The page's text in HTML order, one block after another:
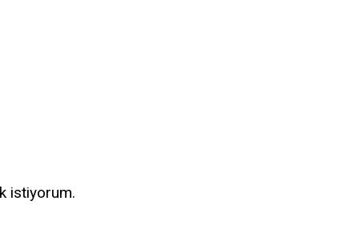
istiyorum.